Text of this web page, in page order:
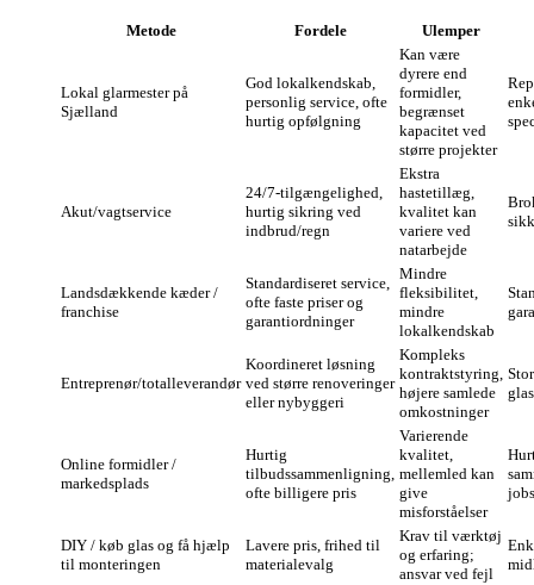
Metode Fordele Ulemper
Lokal glarmester på
Sjælland
God lokalkendskab,
personlig service, ofte
hurtig opfølgning
Kan være
dyrere end
formidler,
begrænset
kapacitet ved
større projekter
Akut/vagtservice
24/7-tilgængelighed,
hurtig sikring ved
indbrud/regn
Ekstra
hastetillæg,
kvalitet kan
variere ved
natarbejde
Landsdækkende kæder /
franchise
Standardiseret service,
ofte faste priser og
garantiordninger
Mindre
fleksibilitet,
mindre
lokalkendskab
Entreprenør/totalleverandør
Koordineret løsning
ved større renoveringer
eller nybyggeri
Kompleks
kontraktstyring,
højere samlede
omkostninger
Online formidler /
markedsplads
Hurtig
tilbudssammenligning,
ofte billigere pris
Varierende
kvalitet,
mellemled kan
give
misforståelser
jobs
DIY / køb glas og få hjælp
til monteringen
Lavere pris, frihed til
materialevalg
Krav til værktøj
og erfaring;
ansvar ved fejl